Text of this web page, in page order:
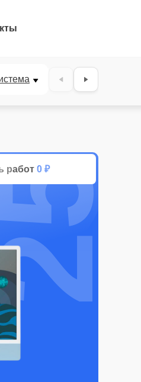
Наушники
работ 0 ₽